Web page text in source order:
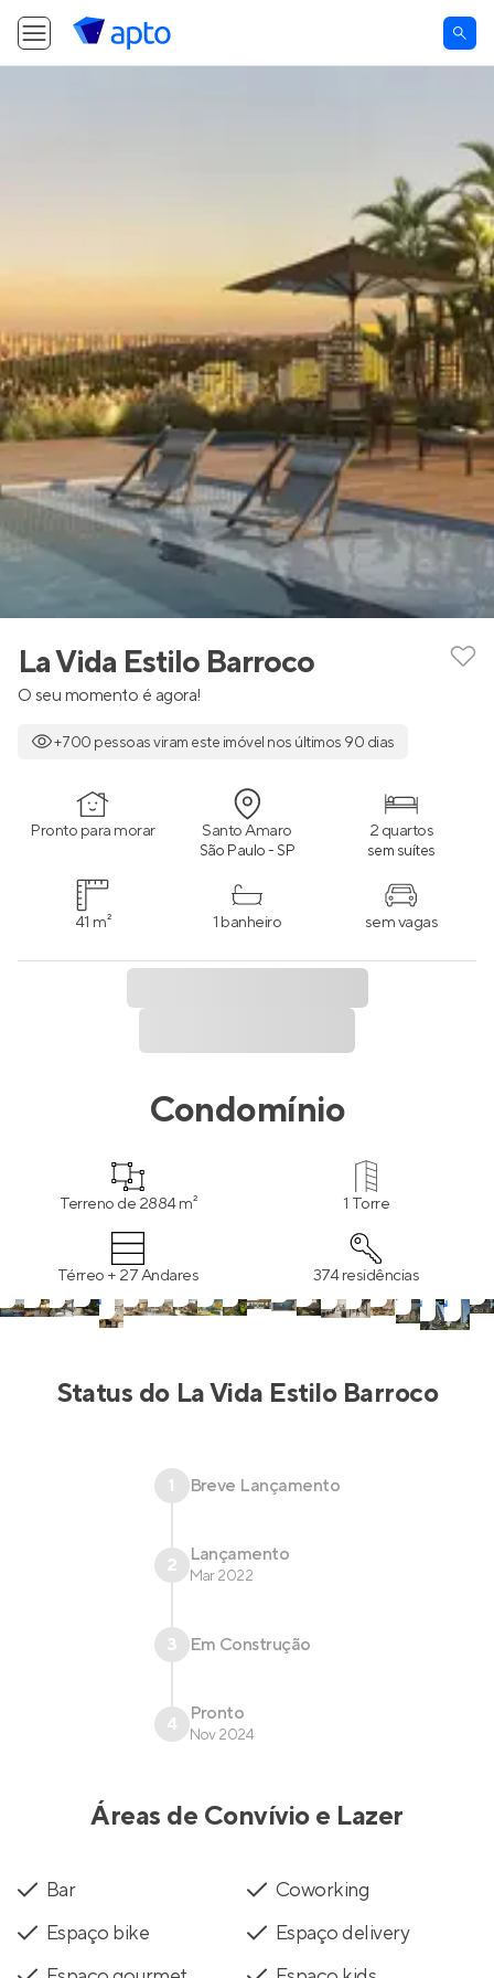
La Vida Estilo Barroco
O seu momento é agora!
+700 pessoas viram este imóvel nos últimos 90 dias
Pronto para morar Santo Amaro
São Paulo - SP
2 quartos
sem suítes
41 m² 1 banheiro sem vagas
Condomínio
Terreno de 2884 m² 1 Torre
Térreo + 27 Andares 374 residências
Status do La Vida Estilo Barroco
1 Breve Lançamento
2 Lançamento
Mar 2022
3 Em Construção
4 Pronto
Nov 2024
Áreas de Convívio e Lazer
Bar
Coworking
Espaço bike
Espaço delivery